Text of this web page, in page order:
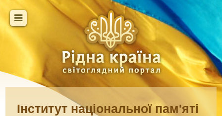
Інститут національної пам'яті